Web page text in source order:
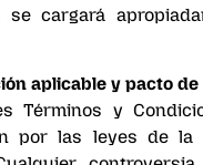
cargará
aplicable y pacto
Términos y
por las leyes de la